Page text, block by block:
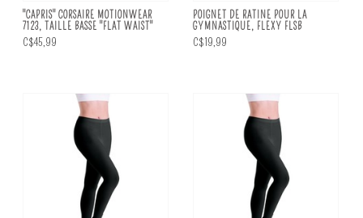
"CAPRIS" CORSAIRE MOTIONWEAR
7123, TAILLE BASSE "FLAT WAIST"
C$45,99
POIGNET DE RATINE POUR LA
GYMNASTIQUE, FLEXY FLSB
C$19,99